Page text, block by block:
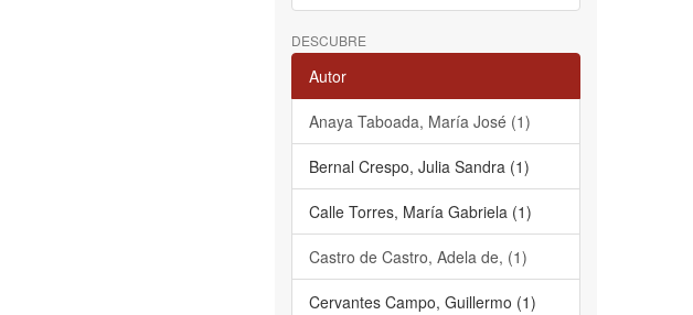
DESCUBRE
Autor
Anaya Taboada, María José (1)
Bernal Crespo, Julia Sandra (1)
Calle Torres, María Gabriela (1)
Castro de Castro, Adela de, (1)
Cervantes Campo, Guillermo (1)